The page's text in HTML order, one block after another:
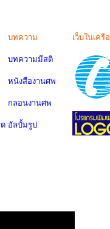
บทความ
บทความมีสติ
หนังสืองานศพ
กลอนงานศพ
อัลบั้มรูป
เว็บในเครือ